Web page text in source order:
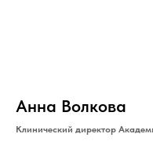
Анна Волкова
Клинический директор